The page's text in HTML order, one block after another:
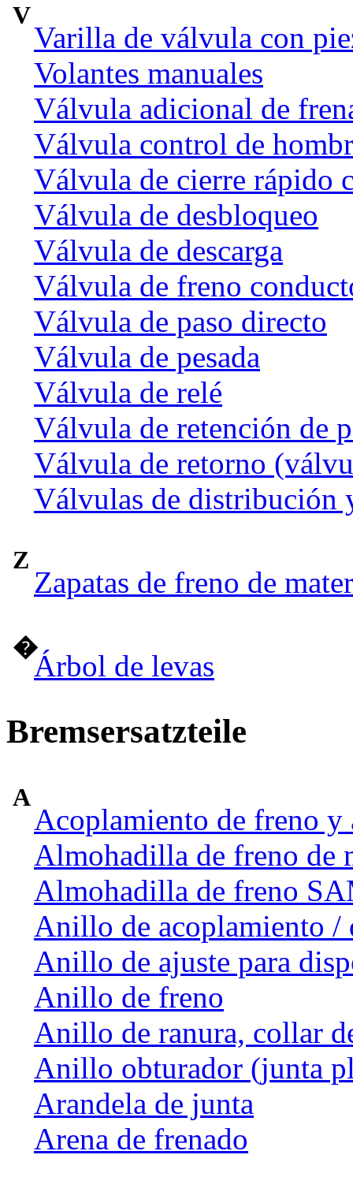
V
Varilla de válvula con
Volantes manuales
Válvula adicional de
Válvula control de
Válvula de cierre rápido
Válvula de desbloqueo
Válvula de descarga
Válvula de freno
Válvula de paso directo
Válvula de pesada
Válvula de relé
Válvula de retención de
Válvula de retorno
Válvulas de distribución
Z
Zapatas de freno de
�
Árbol de levas
Bremsersatzteile
A
Acoplamiento de freno y
Almohadilla de freno de
Almohadilla de freno
Anillo de acoplamiento /
Anillo de ajuste para
Anillo de freno
Anillo de ranura, collar
Anillo obturador (junta
Arandela de junta
Arena de frenado